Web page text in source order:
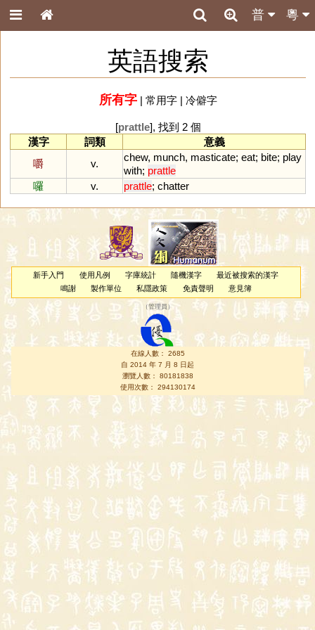
粵
普
英語搜索
所有字| 常用字| 冷僻字
[prattle], 找到 2 個
漢字
詞類
意義
嚼
v.
chew, munch, masticate; eat; bite; play
with; prattle
囉
v. prattle; chatter
新手入門 使用凡例 字庫統計 隨機漢字
最近被搜索的漢字
鳴謝
製作單位 私隱政策 免責聲明 意見簿
（管理員 ）
在線人數： 2685
自 2014 年 7 月 8 日起
瀏覽人數： 80181838
使用次數： 294130174